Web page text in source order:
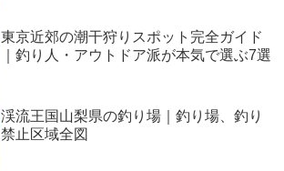
東京近郊の潮干狩りスポット完全ガイド
｜釣り人・アウトドア派が本気で選ぶ7選
渓流王国山梨県の釣り場｜釣り場、釣り
禁止区域全図